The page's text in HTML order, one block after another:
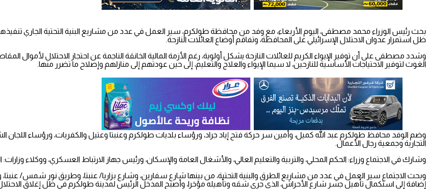
بحث رئيس الوزراء محمد مصطفى، اليوم الأربعاء، مع وفد من محافظة طولكرم، سير العمل في عدد من مشاريع البنية التحتية الجاري تنفيذها
ظل استمرار عدوان الاحتلال الإسرائيلي على المحافظة، وتفاقم أوضاع العائلات النازحة.
وشدد مصطفى على أن توفير الإيواء الكريم للعائلات النازحة يشكل أولوية، رغم الأزمة المالية الخانقة الناجمة عن احتجاز الاحتلال لأموال
الغوث لتوفير الاحتياجات الأساسية للنازحين، لا سيما الإيواء والعلاج والتعليم، إلى حين عودتهم إلى منازلهم وإصلاح ما تضرر منها.
وضم الوفد محافظ طولكرم عبد الله كميل، وأمين سر حركة فتح إياد جراد، ورؤساء بلديات طولكرم وعنبتا وعتيل والكفريات، ورؤساء
التجارية وجمعية رجال الأعمال.
وشارك في الاجتماع وزراء: الحكم المحلي، والتربية والتعليم العالي، والأشغال العامة والإسكان، ورئيس جهاز الارتباط العسكري، ووكلاء وزارات:
وبحث الاجتماع سير العمل في عدد من مشاريع الطرق والبنية التحتية، من بينها شارع سفارين، وشارع بزاريا/ عنبتا، وطريق نور شمس/
إضافة إلى استكمال تأهيل جسر شارع الأحراش، الذي جرى شقه وتأهيله مؤخرا، وأصبح المدخل الرئيس لمدينة طولكرم في ظل إغلاق